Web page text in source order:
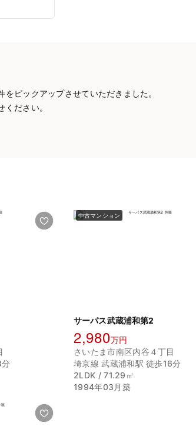
ピックアップさせていただきました。
ださい。
中古マンション
サーパス武蔵浦和第2
2,980万円
さいたま市南区内谷４丁目
埼京線 武蔵浦和駅 徒歩16分
2LDK / 71.29㎡
1994年03月築